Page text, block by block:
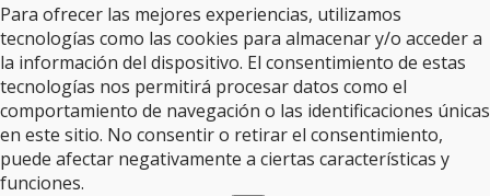
Para ofrecer las mejores experiencias, utilizamos
tecnologías como las cookies para almacenar y/o acceder a
la información del dispositivo. El consentimiento de estas
tecnologías nos permitirá procesar datos como el
comportamiento de navegación o las identificaciones únicas
en este sitio. No consentir o retirar el consentimiento,
puede afectar negativamente a ciertas características y
funciones.